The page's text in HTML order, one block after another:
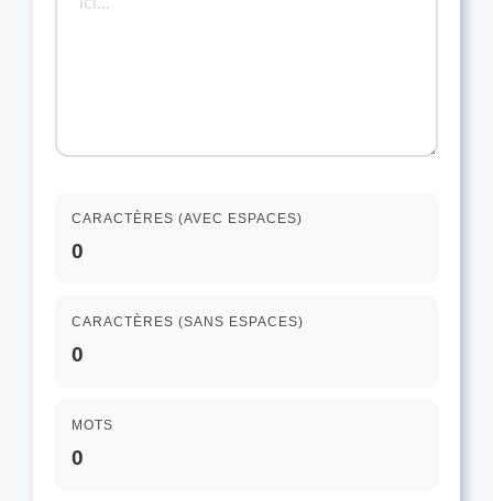
CARACTÈRES (AVEC ESPACES)
0
CARACTÈRES (SANS ESPACES)
0
MOTS
0